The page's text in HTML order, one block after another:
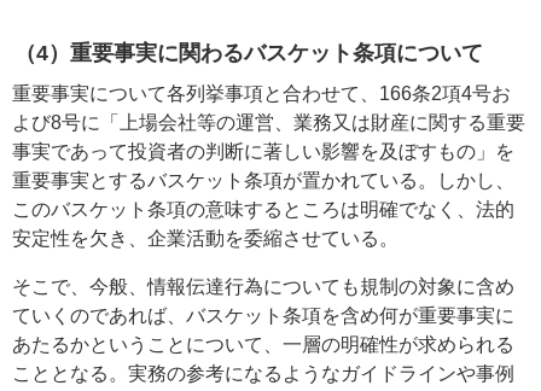
（4）重要事実に関わるバスケット条項について
重要事実について各列挙事項と合わせて、166条2項4号お
よび8号に「上場会社等の運営、業務又は財産に関する重要
事実であって投資者の判断に著しい影響を及ぼすもの」を
重要事実とするバスケット条項が置かれている。しかし、
このバスケット条項の意味するところは明確でなく、法的
安定性を欠き、企業活動を委縮させている。
そこで、今般、情報伝達行為についても規制の対象に含め
ていくのであれば、バスケット条項を含め何が重要事実に
あたるかということについて、一層の明確性が求められる
こととなる。実務の参考になるようなガイドラインや事例